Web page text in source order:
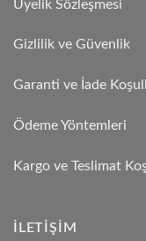
Üyelik Sözleşmesi
Gizlilik ve Güvenlik
Garanti ve İade
Ödeme Yöntemleri
Kargo ve Teslimat
İLETIŞIM